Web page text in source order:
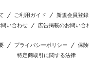
ご利用ガイド 新規会員登録
問い合わせ
広告掲載のお問い合
プライバシーポリシー
保
特定商取引に関する法律